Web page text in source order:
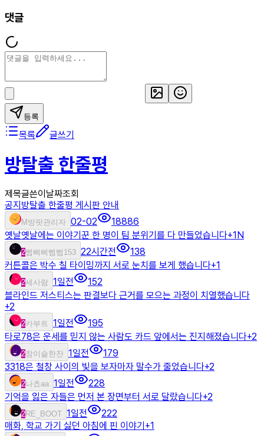
댓글
등록
목록 글쓰기
방탈출 한줄평
제목글쓴이 날짜조회
공지 방탈출 한줄평 게시판 안내
M 방팟관리자 02-02
18886
옛날옛날에는 이야기꾼 한 명이 팀 분위기를 다 만들었습니다+1 N
2삡삐삐삡삡153 22시간전
138
커튼콜은 박수 칠 타이밍까지 서로 눈치를 보게 했습니다+1
2세사람 1일전
152
블라인드 저스티스는 판결보다 근거를 모으는 과정이 치열했습니다
+2
2카부트 1일전
195
타로78은 운세를 믿지 않는 사람도 카드 앞에서는 진지해졌습니다+2
2참이슬한잔 1일전
179
3318은 철창 사이의 빛을 보자마자 말수가 줄었습니다+2
2나쵸aa 1일전
228
기억을 잃은 자들은 먼저 본 장면부터 서로 달랐습니다+2
2RE_BOOT 1일전
222
매화, 학교 가기 싫던 아침에 핀 이야기 +1